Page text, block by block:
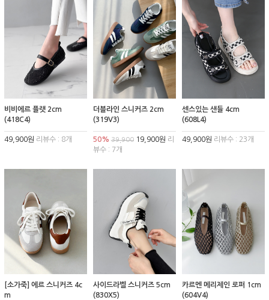
비비에르 플랫 2cm
(418C4)
49,900원 리뷰수 : 8개
더블라인 스니커즈 2cm
(319V3)
50% 39,90019,900원 리
뷰수 : 7개
센스있는 샌들 4cm
(608L4)
49,900원 리뷰수 : 23개
[소가죽] 에르 스니커즈 4c
m
사이드라벨 스니커즈 5cm
(830X5)
카르멘 메리제인 로퍼 1cm
(604V4)